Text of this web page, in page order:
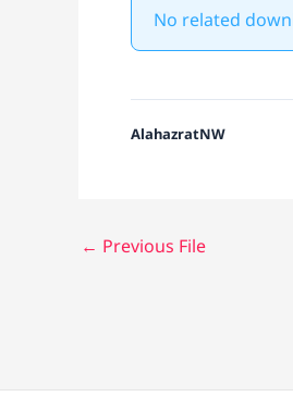
No related
AlahazratNW
← Previous File